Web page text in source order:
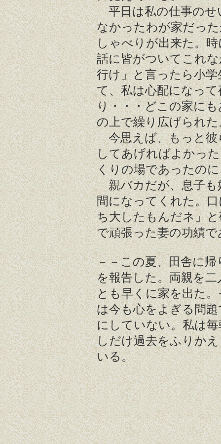
平日は私の仕事のせ
なかったわが家だっ
しゃべりが出来た。
話に皆がついてこれ
行け」と言ったら小
て、私は心配になっ
り・・・どこの家に
の上で繰り広げられた
今思えば、もっと彼
してあげればよかっ
くりの場であったの
親バカだが、息子も
間になってくれた。
ち大したもんだネ」
で頑張った妻の功績で
－－この夏、田舎に
を報告した。両親を
とも早くに家を出た
は今も心をよぎる問
にしていない。私は
しだけ過去をふりか
いる。